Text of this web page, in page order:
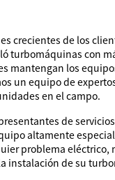
crecientes de los
turbomáquinas con
mantengan los
un equipo de
en el campo.
de
altamente
problema eléctrico,
instalación de su